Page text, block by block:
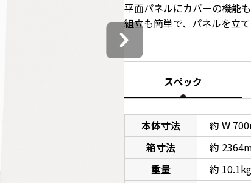
平面パネルにカバーの機能
組立も簡単で、パネルを立て
スペック
本体寸法
約 W
箱寸法
約
重量
約